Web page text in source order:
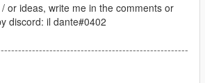
ideas, write me in the comments or
discord: il dante#0402